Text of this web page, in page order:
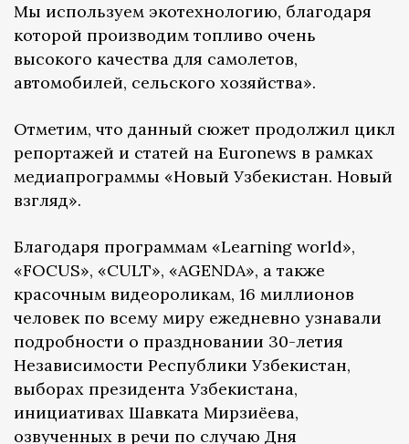
Мы используем экотехнологию, благодаря
которой производим топливо очень
высокого качества для самолетов,
автомобилей, сельского хозяйства».
Отметим, что данный сюжет продолжил цикл
репортажей и статей на Euronews в рамках
медиапрограммы «Новый Узбекистан. Новый
взгляд».
Благодаря программам «Learning world»,
«FOCUS», «СULT», «AGENDA», а также
красочным видеороликам, 16 миллионов
человек по всему миру ежедневно узнавали
подробности о праздновании 30-летия
Независимости Республики Узбекистан,
выборах президента Узбекистана,
инициативах Шавката Мирзиёева,
озвученных в речи по случаю Дня